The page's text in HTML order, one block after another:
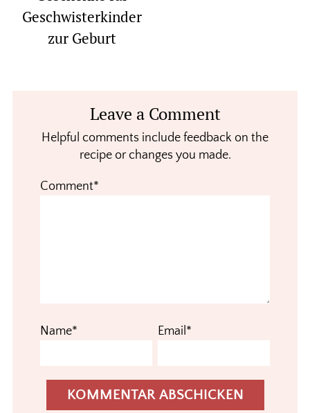
Geschwisterkinder
zur Geburt
InteractionsLeave a Comment
Helpful comments include feedback on the
recipe or changes you made.
Comment*
Name* Email*